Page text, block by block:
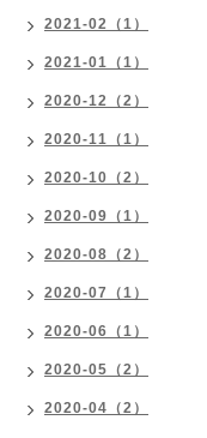
2021-02（1）
2021-01（1）
2020-12（2）
2020-11（1）
2020-10（2）
2020-09（1）
2020-08（2）
2020-07（1）
2020-06（1）
2020-05（2）
2020-04（2）